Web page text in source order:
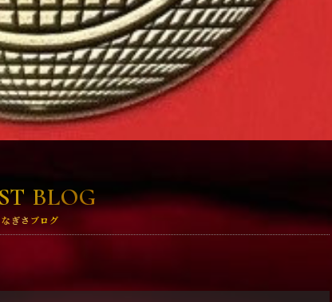
BLOG
なぎさブログ